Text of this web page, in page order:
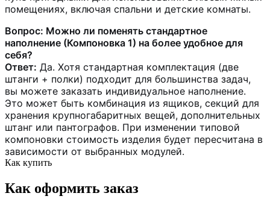
помещениях, включая спальни и детские комнаты.
Вопрос: Можно ли поменять стандартное
наполнение (Компоновка 1) на более удобное для
себя?
Ответ: Да. Хотя стандартная комплектация (две
штанги + полки) подходит для большинства задач,
вы можете заказать индивидуальное наполнение.
Это может быть комбинация из ящиков, секций для
хранения крупногабаритных вещей, дополнительных
штанг или пантографов. При изменении типовой
компоновки стоимость изделия будет пересчитана в
зависимости от выбранных модулей.
Как купить
Как оформить заказ